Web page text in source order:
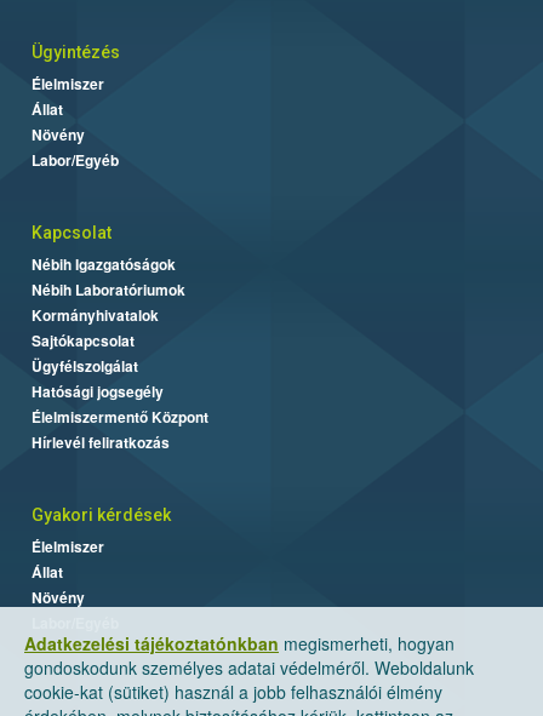
Adatkezelési tájékoztatónkban megismerheti, hogyan
gondoskodunk személyes adatai védelméről. Weboldalunk
cookie-kat (sütiket) használ a jobb felhasználói élmény
Ügyintézés
Élelmiszer
Állat
Növény
Labor/Egyéb
Kapcsolat
Nébih Igazgatóságok
Nébih Laboratóriumok
Kormányhivatalok
Sajtókapcsolat
Ügyfélszolgálat
Hatósági jogsegély
Élelmiszermentő Központ
Hírlevél feliratkozás
Gyakori kérdések
Élelmiszer
Állat
Növény